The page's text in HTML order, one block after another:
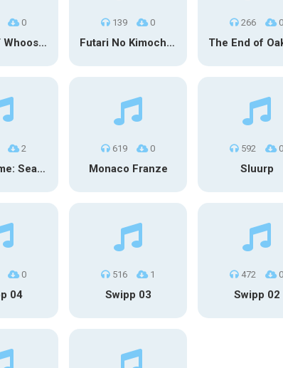
0
DESCENT Whoosh – Long
139 0
Futari No Kimochi (OST Inuyasha)
266 0
2
Squid Game: Season 3
619 0
Monaco Franze
592 0
Sluurp
0
04
516 1
Swipp 03
472 0
Swipp 02